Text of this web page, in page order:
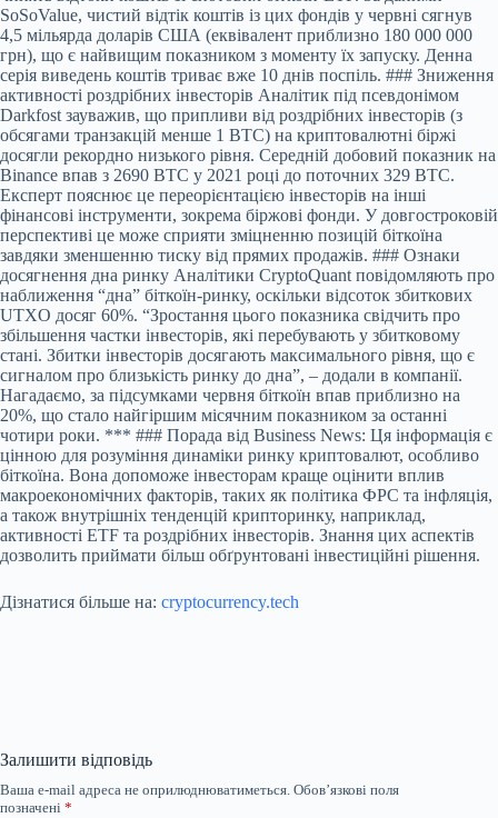
SoSoValue, чистий відтік коштів із цих фондів у червні сягнув
4,5 мільярда доларів США (еквівалент приблизно 180 000 000
грн), що є найвищим показником з моменту їх запуску. Денна
серія виведень коштів триває вже 10 днів поспіль. ### Зниження
активності роздрібних інвесторів Аналітик під псевдонімом
Darkfost зауважив, що припливи від роздрібних інвесторів (з
обсягами транзакцій менше 1 BTC) на криптовалютні біржі
досягли рекордно низького рівня. Середній добовий показник на
Binance впав з 2690 BTC у 2021 році до поточних 329 BTC.
Експерт пояснює це переорієнтацією інвесторів на інші
фінансові інструменти, зокрема біржові фонди. У довгостроковій
перспективі це може сприяти зміцненню позицій біткоїна
завдяки зменшенню тиску від прямих продажів. ### Ознаки
досягнення дна ринку Аналітики CryptoQuant повідомляють про
наближення “дна” біткоїн-ринку, оскільки відсоток збиткових
UTXO досяг 60%. “Зростання цього показника свідчить про
збільшення частки інвесторів, які перебувають у збитковому
стані. Збитки інвесторів досягають максимального рівня, що є
сигналом про близькість ринку до дна”, – додали в компанії.
Нагадаємо, за підсумками червня біткоїн впав приблизно на
20%, що стало найгіршим місячним показником за останні
чотири роки. *** ### Порада від Business News: Ця інформація є
цінною для розуміння динаміки ринку криптовалют, особливо
біткоїна. Вона допоможе інвесторам краще оцінити вплив
макроекономічних факторів, таких як політика ФРС та інфляція,
а також внутрішніх тенденцій крипторинку, наприклад,
активності ETF та роздрібних інвесторів. Знання цих аспектів
дозволить приймати більш обґрунтовані інвестиційні рішення.
Дізнатися більше на: cryptocurrency.tech
Залишити відповідь
Ваша e-mail адреса не оприлюднюватиметься. Обов’язкові поля
позначені *